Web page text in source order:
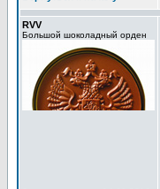
RVV
Большой шоколадный орден